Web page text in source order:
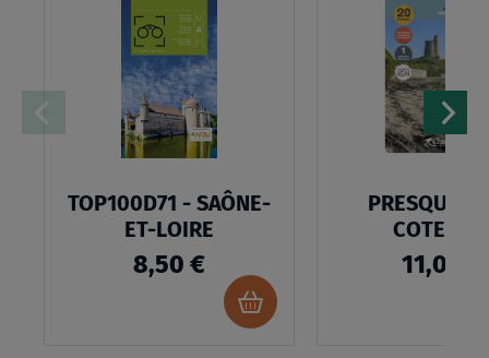
TOP100D71 - SAÔNE-
ET-LOIRE
8,50 €
Ajouter
au
PRESQU'ILE
11,00 €